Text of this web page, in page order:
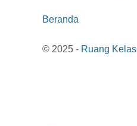
Beranda
© 2025 - Ruang Kelas